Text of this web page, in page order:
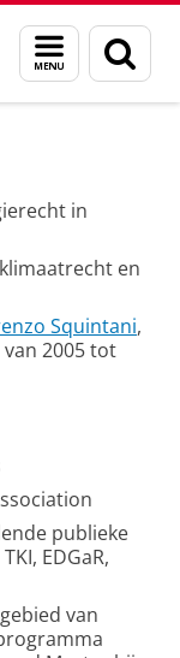
Menu
en
zoeken
in
en
Squintani,
2005 tot
publieke
EDGaR,
van